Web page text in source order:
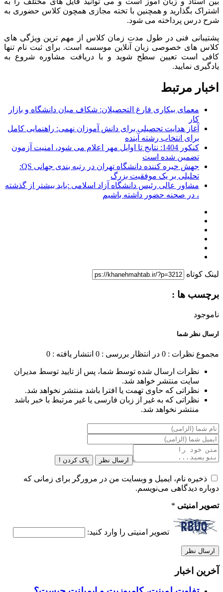
اشتراک بگذارید و همچنین با تخته مجازی همچون کلاس حضوری به
شرح درس پرداخته می شود.
پشتیبانی فنی در طول مدت زمان کلاس از مهم ترین ویژگی های
کلاس های خصوصی زبان آنلاین موسسه است. برای ثبت نام تنها
کافی است تعیین سطح شوید و با دریافت مشاوره شروع به
یادگیری نمایید.
اخبار مرتبط
معمای بیکاری فارغ التحصیلان: شکاف میان دانشگاه و بازار
کار
آغاز هدایت تحصیلی برای دانش آموزان نهمی: راهنمایی کامل
برای انتخاب رشته آینده
کنکور 1404: نتایج تا اوایل مهر اعلام می شود، امنیت آزمون
تضمین شده است
جهش خیره کننده دانشگاه تهران در رتبه بندی جهانی QS:
تحلیلی بر یک موفقیت بزرگ
مشاور عالی رئیس دانشگاه آزاد اسلامی :باید بیشتر از گذشته
، در صحنه حضور داشته باشیم
لینک کوتاه
برچسب ها :
ناموجود
ارسال نظر شما
مجموع نظرات : 0 در انتظار بررسی : 0 انتشار یافته : 0
نظرات ارسال شده توسط شما، پس از تایید توسط مدیران
سایت منتشر خواهد شد.
نظراتی که حاوی تهمت یا افترا باشد منتشر نخواهد شد.
نظراتی که به غیر از زبان فارسی یا غیر مرتبط با خبر باشد
منتشر نخواهد شد.
ارسال نظر پاک کردن !
ذخیره نام، ایمیل و وبسایت من در مرورگر برای زمانی که
دوباره دیدگاهی می‌نویسم.
تصویر امنیتی *
تصویر امنیتی را وارد کنید:
آخرین اخبار